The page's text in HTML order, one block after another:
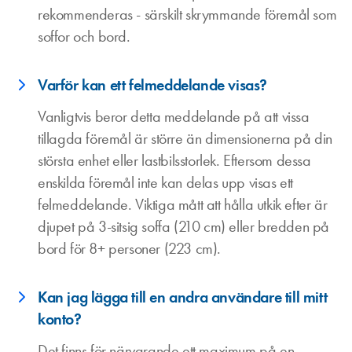
rekommenderas - särskilt skrymmande föremål som
soffor och bord.
Varför kan ett felmeddelande visas?
Vanligtvis beror detta meddelande på att vissa
tillagda föremål är större än dimensionerna på din
största enhet eller lastbilsstorlek. Eftersom dessa
enskilda föremål inte kan delas upp visas ett
felmeddelande. Viktiga mått att hålla utkik efter är
djupet på 3-sitsig soffa (210 cm) eller bredden på
bord för 8+ personer (223 cm).
Kan jag lägga till en andra användare till mitt
konto?